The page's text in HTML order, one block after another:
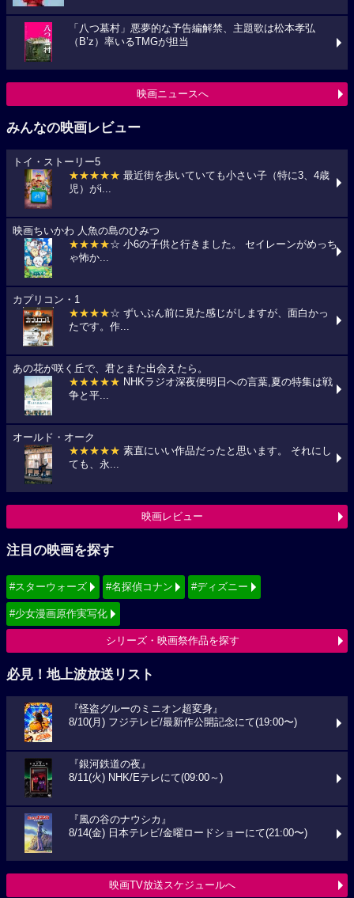
「八つ墓村」悪夢的な予告編解禁、主題歌は松本孝弘
（B’z）率いるTMGが担当
映画ニュースへ
みんなの映画レビュー
トイ・ストーリー5
★★★★★ 最近街を歩いていても小さい子（特に3、4歳
児）がi...
映画ちいかわ 人魚の島のひみつ
★★★★☆ 小6の子供と行きました。 セイレーンがめっち
ゃ怖か...
カプリコン・1
★★★★☆ ずいぶん前に見た感じがしますが、面白かっ
たです。作...
あの花が咲く丘で、君とまた出会えたら。
★★★★★ NHKラジオ深夜便明日への言葉,夏の特集は戦
争と平...
オールド・オーク
★★★★★ 素直にいい作品だったと思います。 それにし
ても、永...
映画レビュー
注目の映画を探す
#スターウォーズ #名探偵コナン #ディズニー
#少女漫画原作実写化
シリーズ・映画祭作品を探す
必見！地上波放送リスト
『怪盗グルーのミニオン超変身』
8/10(月) フジテレビ/最新作公開記念にて(19:00〜)
『銀河鉄道の夜』
8/11(火) NHK/Eテレにて(09:00～)
『風の谷のナウシカ』
8/14(金) 日本テレビ/金曜ロードショーにて(21:00〜)
映画TV放送スケジュールへ